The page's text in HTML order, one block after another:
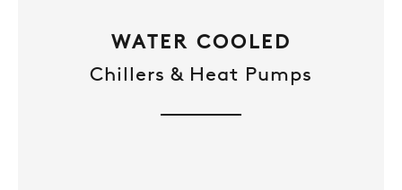
WATER COOLED
Chillers & Heat Pumps